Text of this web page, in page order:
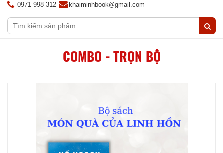
0971 998 312 khaiminhbook@gmail.com
COMBO - TRỌN BỘ